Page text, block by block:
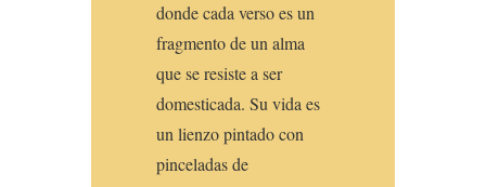
donde cada verso es un
fragmento de un alma
que se resiste a ser
domesticada. Su vida es
un lienzo pintado con
pinceladas de